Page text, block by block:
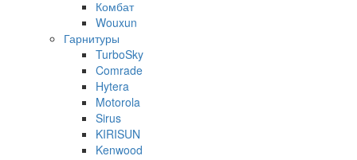
Комбат
Wouxun
Гарнитуры
TurboSky
Comrade
Hytera
Motorola
Sirus
KIRISUN
Kenwood